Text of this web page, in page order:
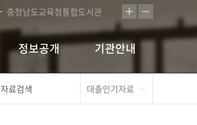
충청남도교육청통합도서관
정보공개 기관안내
자료검색